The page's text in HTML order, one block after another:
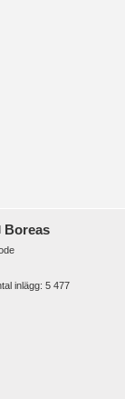
Boreas
inlägg: 5 477